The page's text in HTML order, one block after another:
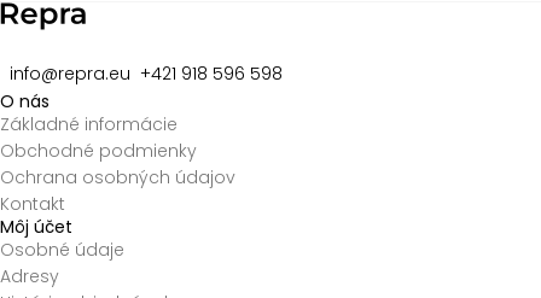
info@repra.eu +421 918 596 598
O nás
Základné informácie
Obchodné podmienky
Ochrana osobných údajov
Kontakt
Môj účet
Osobné údaje
Adresy